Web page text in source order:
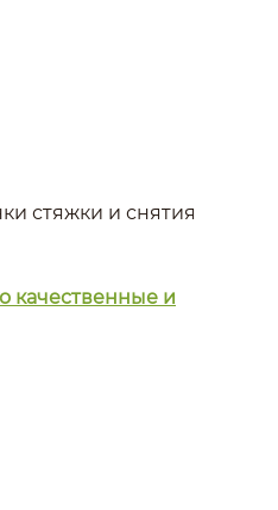
стяжки и снятия
качественные и